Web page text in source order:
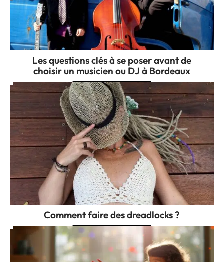
Les questions clés à se poser avant de
choisir un musicien ou DJ à Bordeaux
Comment faire des dreadlocks ?